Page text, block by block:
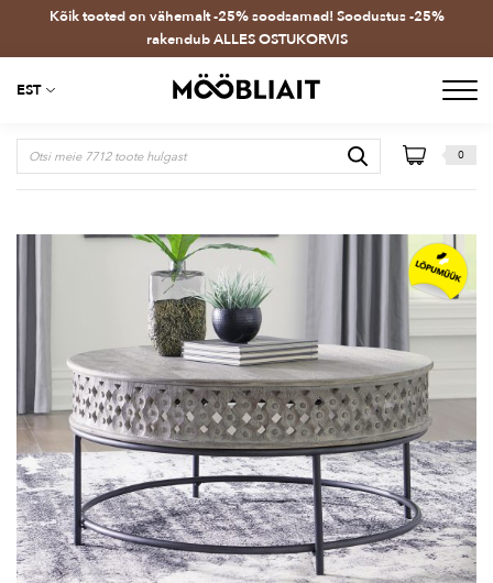
Kõik tooted on vähemalt -25% soodsamad! Soodustus -25%
rakendub ALLES OSTUKORVIS
EST
0